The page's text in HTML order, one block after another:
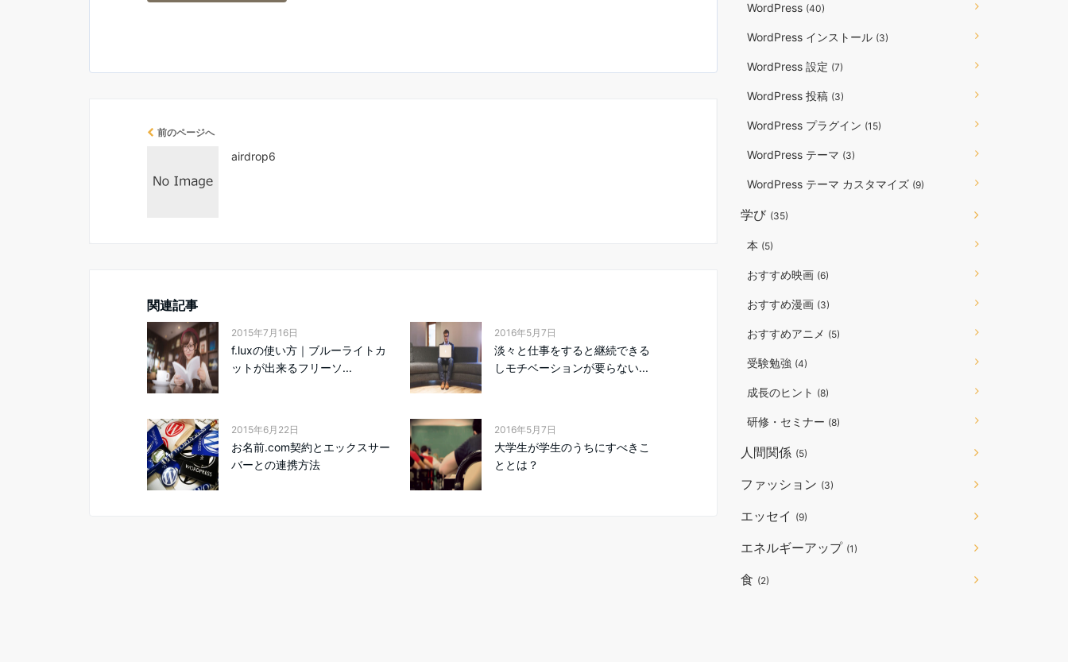
前のページへ
airdrop6
関連記事
2015年7月16日
f.luxの使い方｜ブルーライトカ
ットが出来るフリーソ...
2016年5月7日
淡々と仕事をすると継続できる
しモチベーションが要らない...
2015年6月22日
お名前.com契約とエックスサー
バーとの連携方法
2016年5月7日
大学生が学生のうちにすべきこ
ととは？
WordPress (40)
WordPress インストール (3)
WordPress 設定 (7)
WordPress 投稿 (3)
WordPress プラグイン (15)
WordPress テーマ (3)
WordPress テーマ カスタマイズ (9)
学び (35)
本 (5)
おすすめ映画 (6)
おすすめ漫画 (3)
おすすめアニメ (5)
受験勉強 (4)
成長のヒント (8)
研修・セミナー (8)
人間関係 (5)
ファッション (3)
エッセイ (9)
エネルギーアップ (1)
食 (2)